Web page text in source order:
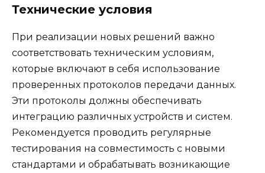
Технические условия
При реализации новых решений важно
соответствовать техническим условиям,
которые включают в себя использование
проверенных протоколов передачи данных.
Эти протоколы должны обеспечивать
интеграцию различных устройств и систем.
Рекомендуется проводить регулярные
тестирования на совместимость с новыми
стандартами и обрабатывать возникающие